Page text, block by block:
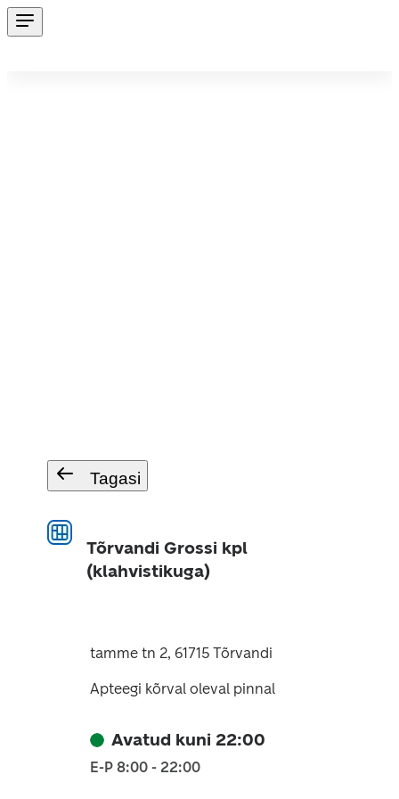
Tagasi
Tõrvandi Grossi kpl
(klahvistikuga)
tamme tn 2, 61715 Tõrvandi
Apteegi kõrval oleval pinnal
Avatud kuni 22:00
E-P 8:00 - 22:00